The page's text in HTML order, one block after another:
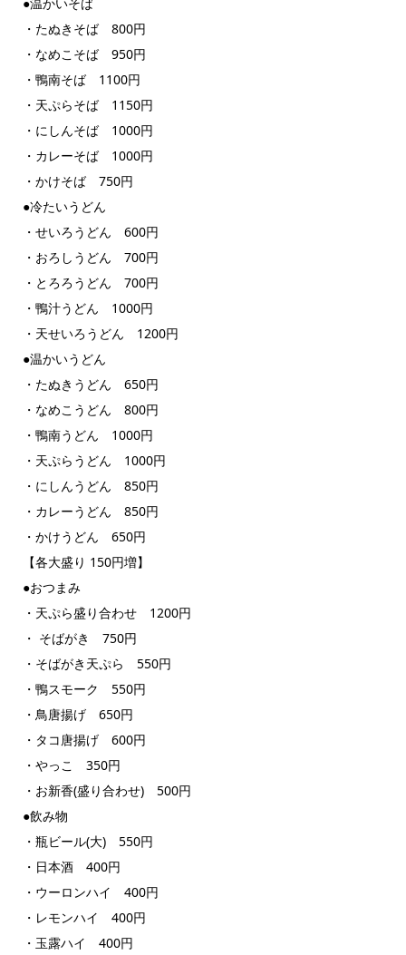
・たぬきそば 800円
・なめこそば 950円
・鴨南そば 1100円
・天ぷらそば 1150円
・にしんそば 1000円
・カレーそば 1000円
・かけそば 750円
●冷たいうどん
・せいろうどん 600円
・おろしうどん 700円
・とろろうどん 700円
・鴨汁うどん 1000円
・天せいろうどん 1200円
●温かいうどん
・たぬきうどん 650円
・なめこうどん 800円
・鴨南うどん 1000円
・天ぷらうどん 1000円
・にしんうどん 850円
・カレーうどん 850円
・かけうどん 650円
【各大盛り 150円増】
●おつまみ
・天ぷら盛り合わせ 1200円
・ そばがき 750円
・そばがき天ぷら 550円
・鴨スモーク 550円
・鳥唐揚げ 650円
・タコ唐揚げ 600円
・やっこ 350円
・お新香(盛り合わせ) 500円
●飲み物
・瓶ビール(大) 550円
・日本酒 400円
・ウーロンハイ 400円
・レモンハイ 400円
・玉露ハイ 400円